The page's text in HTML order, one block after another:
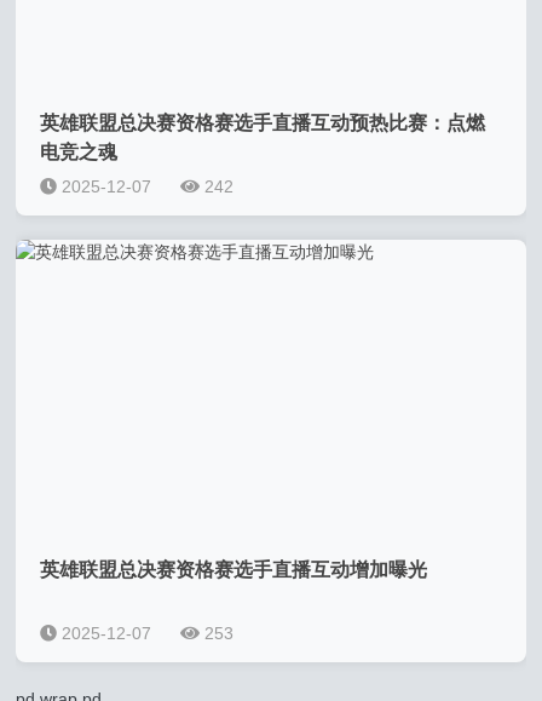
英雄联盟总决赛资格赛选手直播互动预热比赛：点燃
电竞之魂
2025-12-07 242
英雄联盟总决赛资格赛选手直播互动增加曝光
2025-12-07 253